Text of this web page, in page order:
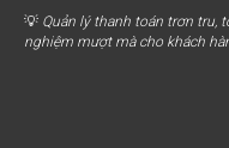
💡 Quản lý thanh toán trơn tru,
nghiệm mượt mà cho khách